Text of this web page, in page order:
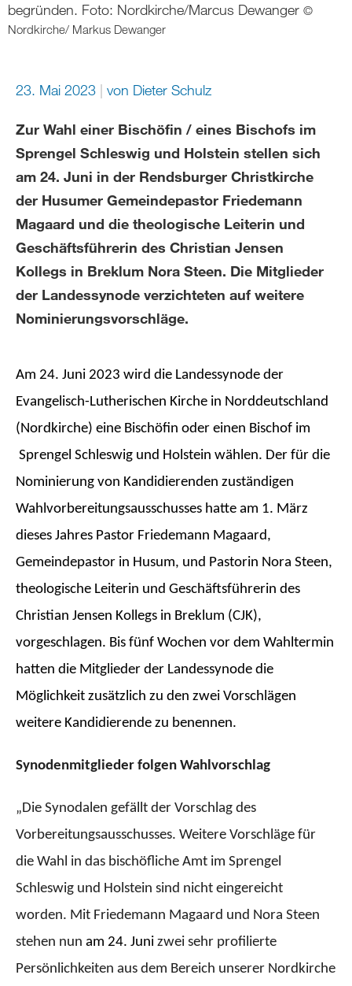
begründen. Foto: Nordkirche/Marcus Dewanger ©
Nordkirche/ Markus Dewanger
23. Mai 2023 von Dieter Schulz
Zur Wahl einer Bischöfin / eines Bischofs im
Sprengel Schleswig und Holstein stellen sich
am 24. Juni in der Rendsburger Christkirche
der Husumer Gemeindepastor Friedemann
Magaard und die theologische Leiterin und
Geschäftsführerin des Christian Jensen
Kollegs in Breklum Nora Steen. Die Mitglieder
der Landessynode verzichteten auf weitere
Nominierungsvorschläge.
Am 24. Juni 2023 wird die Landessynode der
Evangelisch-Lutherischen Kirche in Norddeutschland
(Nordkirche) eine Bischöfin oder einen Bischof im
Sprengel Schleswig und Holstein wählen. Der für die
Nominierung von Kandidierenden zuständigen
Wahlvorbereitungsausschusses hatte am 1. März
dieses Jahres Pastor Friedemann Magaard,
Gemeindepastor in Husum, und Pastorin Nora Steen,
theologische Leiterin und Geschäftsführerin des
Christian Jensen Kollegs in Breklum (CJK),
vorgeschlagen. Bis fünf Wochen vor dem Wahltermin
hatten die Mitglieder der Landessynode die
Möglichkeit zusätzlich zu den zwei Vorschlägen
weitere Kandidierende zu benennen.
Synodenmitglieder folgen Wahlvorschlag
„Die Synodalen gefällt der Vorschlag des
Vorbereitungsausschusses. Weitere Vorschläge für
die Wahl in das bischöfliche Amt im Sprengel
Schleswig und Holstein sind nicht eingereicht
worden. Mit Friedemann Magaard und Nora Steen
stehen nun am 24. Juni zwei sehr profilierte
Persönlichkeiten aus dem Bereich unserer Nordkirche